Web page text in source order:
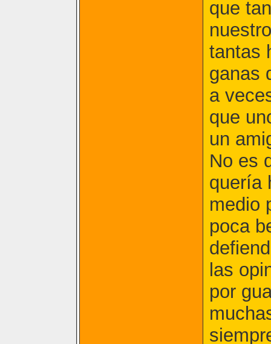
que
tantas
ganas
a
que
un
No es
quería
medio
poca
las
por